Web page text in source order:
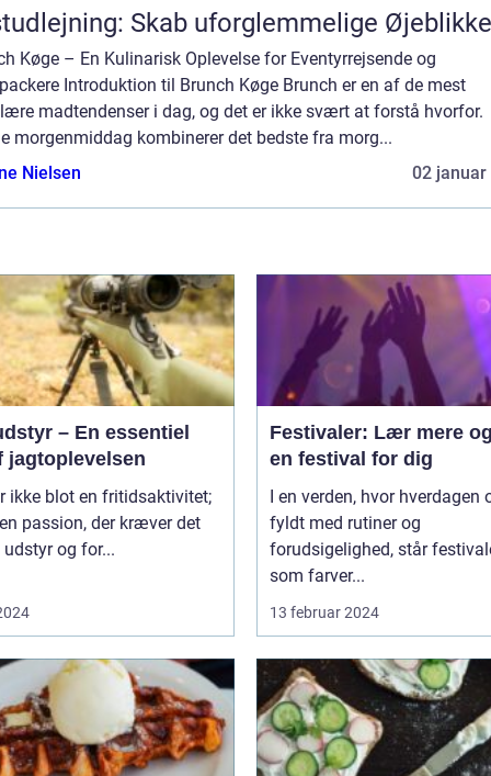
Skab uforglemmelige Øjeblikke
Køge – En Kulinarisk Oplevelse for Eventyrrejsende og
Introduktion til Brunch Køge Brunch er en af de mest
madtendenser i dag, og det er ikke svært at forstå hvorfor.
morgenmiddag kombinerer det bedste fra morg...
Nielsen
02 januar
– En essentiel
jagtoplevelsen
ikke blot en fritidsaktivitet;
passion, der kræver det
og for...
Festivaler: Lær mere
en festival for dig
I en verden, hvor hverdagen
fyldt med rutiner og
forudsigelighed, står
som farver...
13 februar 2024